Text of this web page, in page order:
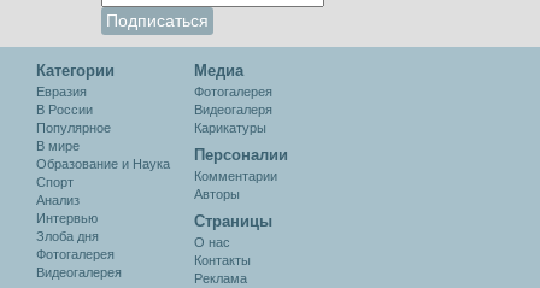
Категории
Евразия
В России
Популярное
В мире
Образование и Наука
Спорт
Анализ
Интервью
Злоба дня
Фотогалерея
Видеогалерея
Медиа
Фотогалерея
Видеогалеря
Карикатуры
Персоналии
Комментарии
Авторы
Cтраницы
О нас
Контакты
Реклама